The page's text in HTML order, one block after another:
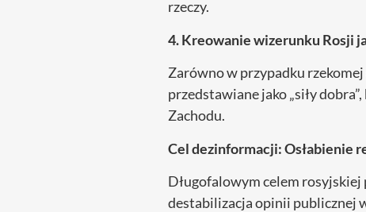
rzeczy.
4. Kreowanie wizerunku Rosji
Zarówno w przypadku
przedstawiane jako „siły
Zachodu.
Cel dezinformacji: Osłabienie
Długofalowym celem rosyjskiej
destabilizacja opinii publicznej